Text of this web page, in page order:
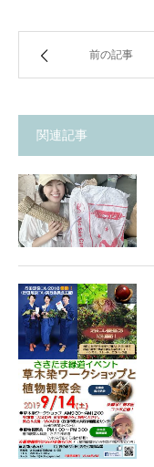
前の記事
関連記事